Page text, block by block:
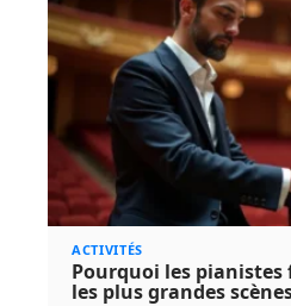
ACTIVITÉS
Pourquoi les
les plus grandes